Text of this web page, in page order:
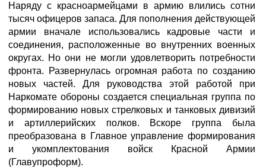
Наряду с красноармейцами в армию влились сотни
тысяч офицеров запаса. Для пополнения действующей
армии вначале использовались кадровые части и
соединения, расположенные во внутренних военных
округах. Но они не могли удовлетворить потребности
фронта. Развернулась огромная работа по созданию
новых частей. Для руководства этой работой при
Наркомате обороны создается специальная группа по
формированию новых стрелковых и танковых дивизий
и артиллерийских полков. Вскоре группа была
преобразована в Главное управление формирования
и укомплектования войск Красной Армии
(Главупроформ).